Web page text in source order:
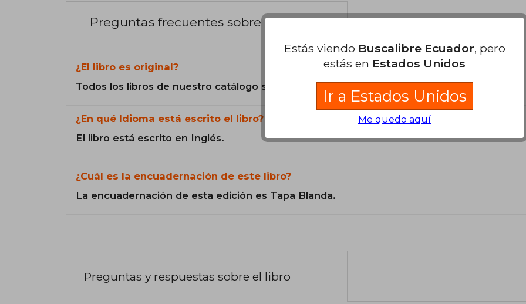
Preguntas frecuentes sobre el libro
¿El libro es original?
Todos los libros de nuestro catálogo son Originales.
¿En qué Idioma está escrito el libro?
El libro está escrito en Inglés.
¿Cuál es la encuadernación de este libro?
La encuadernación de esta edición es Tapa Blanda.
Preguntas y respuestas sobre el libro
Estás viendo Buscalibre Ecuador, pero
estás en Estados Unidos
Ir a Estados Unidos
Me quedo aquí